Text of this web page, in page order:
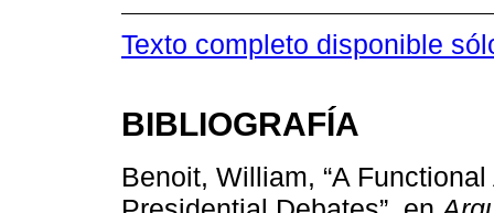
Texto completo disponible
BIBLIOGRAFÍA
Benoit, William, “A